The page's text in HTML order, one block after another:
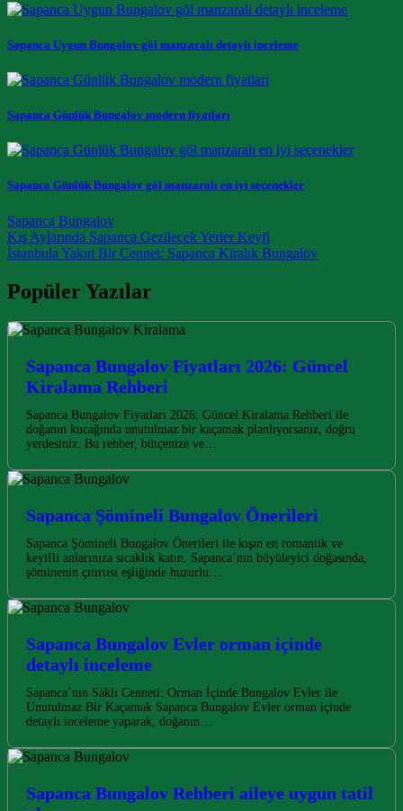
Sapanca Uygun Bungalov göl manzaralı detaylı inceleme
Sapanca Günlük Bungalov modern fiyatları
Sapanca Günlük Bungalov göl manzaralı en iyi seçenekler
Sapanca Bungalov
Post navigation
Kış Aylarında Sapanca Gezilecek Yerler Keyfi
İstanbula Yakın Bir Cennet: Sapanca Kiralık Bungalov
Popüler Yazılar
Sapanca Bungalov Fiyatları 2026: Güncel
Kiralama Rehberi
Sapanca Bungalov Fiyatları 2026: Güncel Kiralama Rehberi ile
doğanın kucağında unutulmaz bir kaçamak planlıyorsanız, doğru
yerdesiniz. Bu rehber, bütçenize ve…
Sapanca Şömineli Bungalov Önerileri
Sapanca Şömineli Bungalov Önerileri ile kışın en romantik ve
keyifli anlarınıza sıcaklık katın. Sapanca’nın büyüleyici doğasında,
şöminenin çıtırtısı eşliğinde huzurlu…
Sapanca Bungalov Evler orman içinde
detaylı inceleme
Sapanca’nın Saklı Cenneti: Orman İçinde Bungalov Evler ile
Unutulmaz Bir Kaçamak Sapanca Bungalov Evler orman içinde
detaylı inceleme yaparak, doğanın…
Sapanca Bungalov Rehberi aileye uygun tatil